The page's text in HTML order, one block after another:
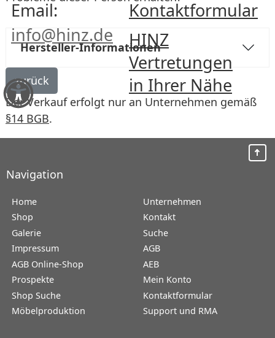
Email:
info@hinz.de
Kontaktformular
HINZ
Vertretungen
in Ihrer Nähe
Hersteller-Informationen
Der Verkauf erfolgt nur an Unternehmen gemäß
§14 BGB.
Navigation
Home
Unternehmen
Shop
Kontakt
Galerie
Suche
Impressum
AGB
AGB Online-Shop
AEB
Prospekte
Mein Konto
Shop Suche
Kontaktformular
Möbelproduktion
Support und RMA